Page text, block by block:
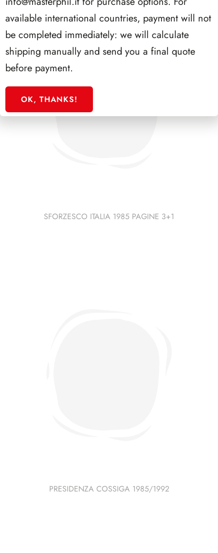
SFORZESCO ITALIA 1985 PAGINE 3+1
PRESIDENZA COSSIGA 1985/1992
available international countries, payment will not
be completed immediately: we will calculate
shipping manually and send you a final quote
before payment.
OK, THANKS!